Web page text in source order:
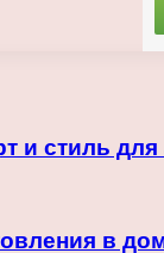
стиль для
в